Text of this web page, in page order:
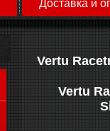
Доставка и
Vertu
Vertu